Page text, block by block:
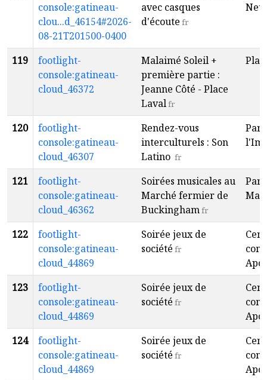
console:gatineau-
clou...d_46154#2026-
08-21T201500-0400
avec casques
d'écoute fr
119
footlight-
console:gatineau-
cloud_46372
Malaimé Soleil +
première partie :
Jeanne Côté - Place
Lavalfr
120
footlight-
console:gatineau-
cloud_46307
Rendez-vous
interculturels : Son
Latino fr
121
footlight-
console:gatineau-
cloud_46362
Soirées musicales au
Marché fermier de
Buckinghamfr
122
footlight-
console:gatineau-
cloud_44869
Soirée jeux de
société fr
123
footlight-
console:gatineau-
cloud_44869
Soirée jeux de
société fr
124
footlight-
console:gatineau-
cloud_44869
Soirée jeux de
société fr